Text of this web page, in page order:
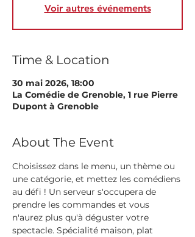
Voir autres événements
Time & Location
30 mai 2026, 18:00
La Comédie de Grenoble, 1 rue Pierre
Dupont à Grenoble
About The Event
Choisissez dans le menu, un thème ou
une catégorie, et mettez les comédiens
au défi ! Un serveur s'occupera de
prendre les commandes et vous
n'aurez plus qu'à déguster votre
spectacle. Spécialité maison, plat